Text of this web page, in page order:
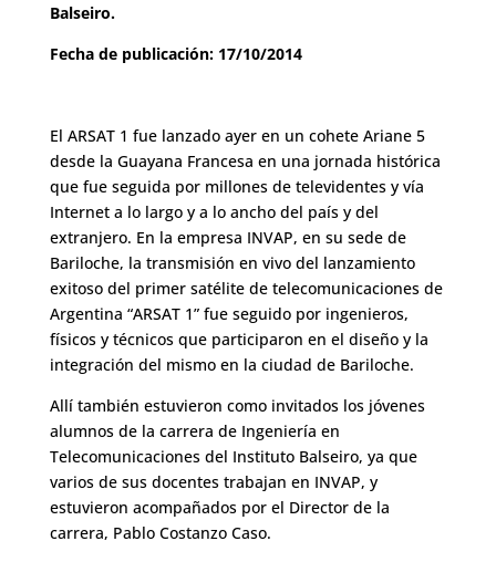
Balseiro.
Fecha de publicación: 17/10/2014
El ARSAT 1 fue lanzado ayer en un cohete Ariane 5
desde la Guayana Francesa en una jornada histórica
que fue seguida por millones de televidentes y vía
Internet a lo largo y a lo ancho del país y del
extranjero. En la empresa INVAP, en su sede de
Bariloche, la transmisión en vivo del lanzamiento
exitoso del primer satélite de telecomunicaciones de
Argentina “ARSAT 1” fue seguido por ingenieros,
físicos y técnicos que participaron en el diseño y la
integración del mismo en la ciudad de Bariloche.
Allí también estuvieron como invitados los jóvenes
alumnos de la carrera de Ingeniería en
Telecomunicaciones del Instituto Balseiro, ya que
varios de sus docentes trabajan en INVAP, y
estuvieron acompañados por el Director de la
carrera, Pablo Costanzo Caso.